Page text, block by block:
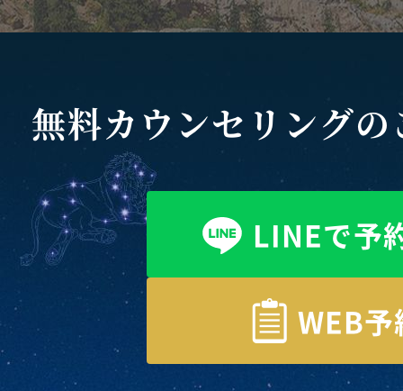
無料カウンセリング
LINEで予
WEB予